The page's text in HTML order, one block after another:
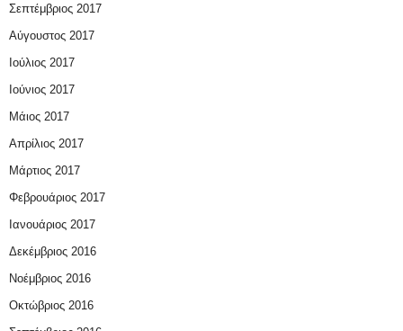
Σεπτέμβριος 2017
Αύγουστος 2017
Ιούλιος 2017
Ιούνιος 2017
Μάιος 2017
Απρίλιος 2017
Μάρτιος 2017
Φεβρουάριος 2017
Ιανουάριος 2017
Δεκέμβριος 2016
Νοέμβριος 2016
Οκτώβριος 2016